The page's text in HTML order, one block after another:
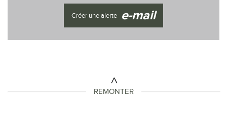
Créer une alerte e-mail
REMONTER